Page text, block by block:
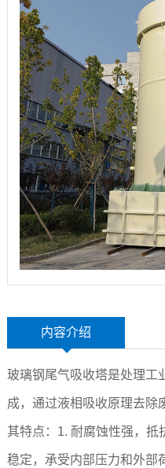
内容介绍
玻璃钢尾气吸收塔是处理工
成，通过液相吸收原理去除
其特点：1. 耐腐蚀性强，抵
稳定，承受内部压力和外部